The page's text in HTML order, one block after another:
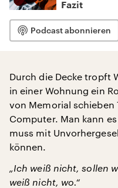
Fazit
Podcast abonnieren
Durch die Decke tropft
in einer Wohnung ein
von Memorial schieben
Computer. Man kann
muss mit
können.
„Ich weiß nicht, sollen
weiß nicht, wo.“